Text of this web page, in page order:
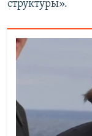
структуры».